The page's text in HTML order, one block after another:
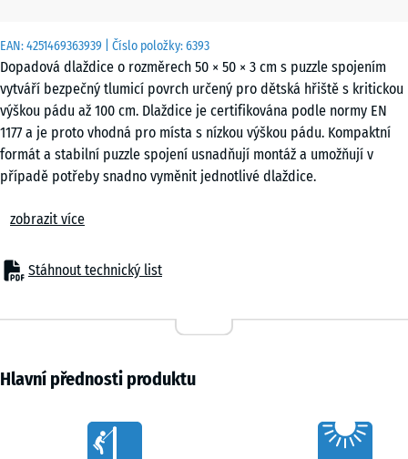
EAN:4251469363939 | Číslo položky:6393
Dopadová dlaždice o rozměrech 50 × 50 × 3 cm s puzzle spojením
vytváří bezpečný tlumicí povrch určený pro dětská hřiště s kritickou
výškou pádu až 100 cm. Dlaždice je certifikována podle normy EN
1177 a je proto vhodná pro místa s nízkou výškou pádu. Kompaktní
formát a stabilní puzzle spojení usnadňují montáž a umožňují v
případě potřeby snadno vyměnit jednotlivé dlaždice.
Dopadová dlaždice o tloušťce 3 cm se používá všude tam, kde je
použití jsou zóny pro malé děti, nízké skluzavky, pružinová houpadla,
balanční prvky a další herní zařízení s omezenou výškou pádu v
hřištích. Povrch lze využít také v terapeutických nebo rehabilitačních
Konstrukce a materiál
Dlaždice je vyrobena z pryžového granulátu ELT spojeného
granulát získaný recyklací použitých pneumatik. U černých dlaždic se
zobrazit více
Stáhnout technický list
Hlavní přednosti produktu
Characteristics